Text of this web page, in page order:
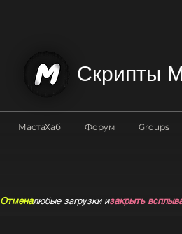
Скрипты
Отменалюбые загрузки изакрыть
МастаХаб Форум Groups